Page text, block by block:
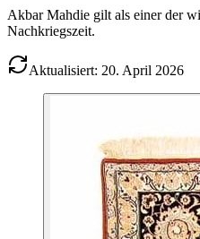
Akbar Mahdie gilt als einer der
Nachkriegszeit.
Aktualisiert: 20. April 2026